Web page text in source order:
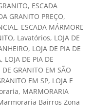
, ESCADA
GRANITO PREÇO,
, ESCADA MÁRMORE
, Lavatórios, LOJA DE
, LOJA DE PIA DE
, LOJA DE PIA DE
DE GRANITO EM SÃO
EM SP, LOJA E
, MARMORARIA
Bairros Zona